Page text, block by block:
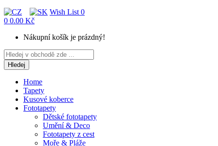
Wish List 0
0 0.00 Kč
Nákupní košík je prázdný!
Hledej
Home
Tapety
Kusové koberce
Fototapety
Dětské fototapety
Umění & Deco
Fototapety z cest
Moře & Pláže